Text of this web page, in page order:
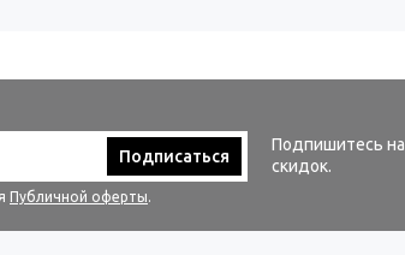
Подписаться
Публичной оферты.
Подпишитесь на
скидок.